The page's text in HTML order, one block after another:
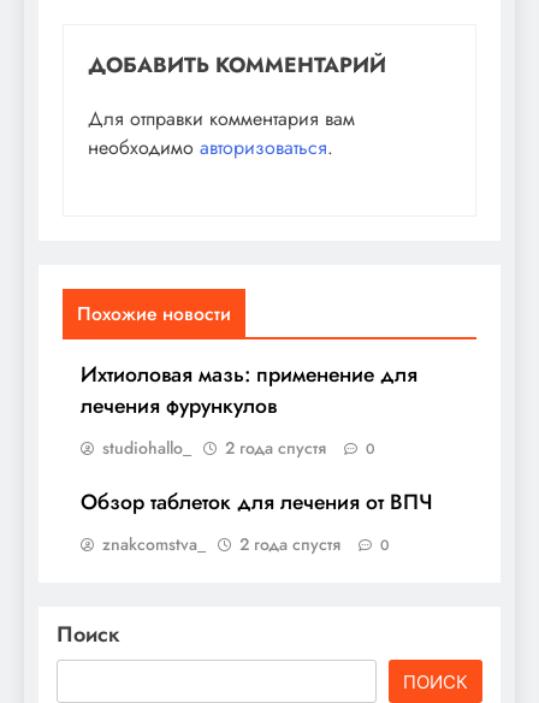
ДОБАВИТЬ КОММЕНТАРИЙ
Для отправки комментария вам
необходимо авторизоваться.
Похожие новости
Ихтиоловая мазь: применение для
лечения фурункулов
studiohallo_ 2 года спустя 0
Обзор таблеток для лечения от ВПЧ
znakcomstva_ 2 года спустя 0
Поиск
ПОИСК